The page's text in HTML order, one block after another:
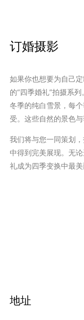
订婚摄影
如果你也想要为自己
的“四季婚礼”拍摄系
冬季的纯白雪景，每
受。这些自然的景色
我们将与您一同策划
中得到完美展现。无
礼成为四季变换中最美
地址